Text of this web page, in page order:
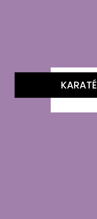
KARATÉ